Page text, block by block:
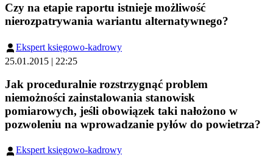
Czy na etapie raportu istnieje możliwość
nierozpatrywania wariantu alternatywnego?
Ekspert księgowo-kadrowy
25.01.2015 | 22:25
Jak proceduralnie rozstrzygnąć problem
niemożności zainstalowania stanowisk
pomiarowych, jeśli obowiązek taki nałożono w
pozwoleniu na wprowadzanie pyłów do powietrza?
Ekspert księgowo-kadrowy